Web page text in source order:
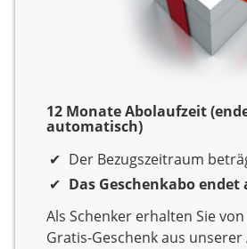
12 Monate Abolaufzeit
automatisch)
Der Bezugszeitraum
Das Geschenkabo
Als Schenker erhalten Sie
Gratis-Geschenk aus unserer